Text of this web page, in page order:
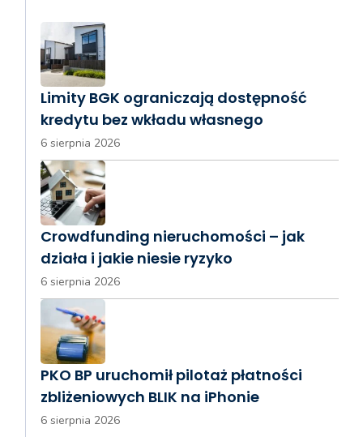
Limity BGK ograniczają dostępność
kredytu bez wkładu własnego
6 sierpnia 2026
Crowdfunding nieruchomości – jak
działa i jakie niesie ryzyko
6 sierpnia 2026
PKO BP uruchomił pilotaż płatności
zbliżeniowych BLIK na iPhonie
6 sierpnia 2026